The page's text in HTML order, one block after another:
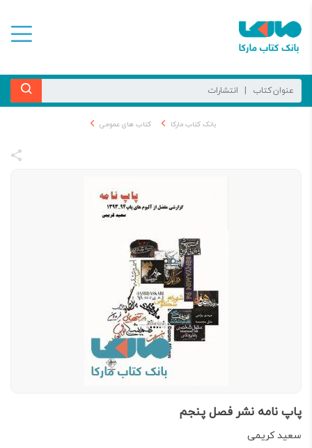
بانک کتاب مارکا کتاب های عمومی
پاپ نامه نشر فصل پنجم
سعید کریمی